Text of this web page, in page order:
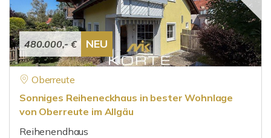
480.000,- € NEU
Oberreute
Sonniges Reiheneckhaus in bester Wohnlage
von Oberreute im Allgäu
Reihenendhaus